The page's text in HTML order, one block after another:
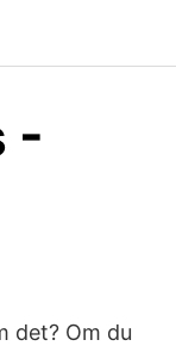
-
det? Om du